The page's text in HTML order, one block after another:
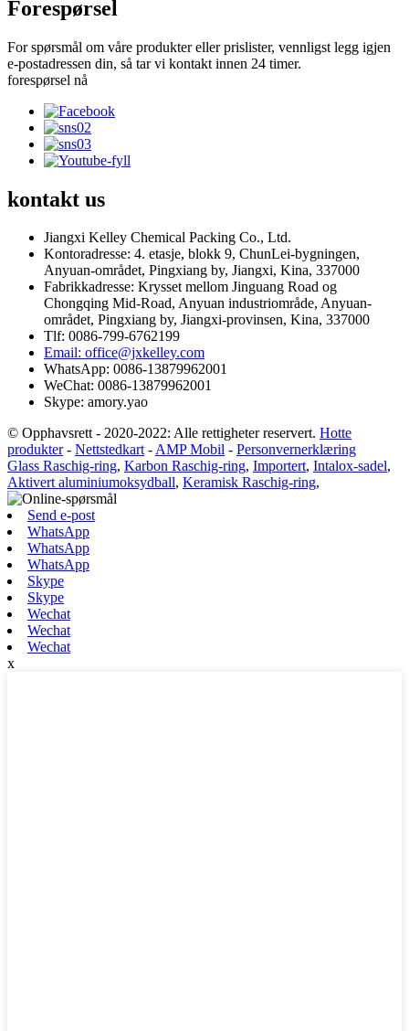
Forespørsel
For spørsmål om våre produkter eller prislister, vennligst legg igjen
e-postadressen din, så tar vi kontakt innen 24 timer.
forespørsel nå
kontakt us
Jiangxi Kelley Chemical Packing Co., Ltd.
Kontoradresse: 4. etasje, blokk 9, ChunLei-bygningen,
Anyuan-området, Pingxiang by, Jiangxi, Kina, 337000
Fabrikkadresse: Krysset mellom Jinguang Road og
Chongqing Mid-Road, Anyuan industriområde, Anyuan-
området, Pingxiang by, Jiangxi-provinsen, Kina, 337000
Tlf: 0086-799-6762199
Email: office@jxkelley.com
WhatsApp: 0086-13879962001
WeChat: 0086-13879962001
Skype: amory.yao
© Opphavsrett - 2020-2022: Alle rettigheter reservert. Hotte
produkter- Nettstedkart-AMP Mobil - Personvernerklæring
Glass Raschig-ring, Karbon Raschig-ring, Importert, Intalox-sadel,
Aktivert aluminiumoksydball, Keramisk Raschig-ring,
Send e-post
WhatsApp
WhatsApp
WhatsApp
Skype
Skype
Wechat
Wechat
Wechat
x